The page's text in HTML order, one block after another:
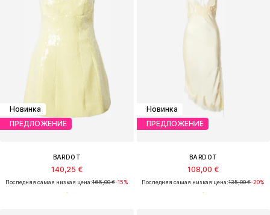
Новинка
ПРЕДЛОЖЕНИЕ
BARDOT
140,25 €
Последняя самая низкая цена:165,00 €-15%
Новинка
ПРЕДЛОЖЕНИЕ
BARDOT
108,00 €
Последняя самая низкая цена:135,00 €-20%